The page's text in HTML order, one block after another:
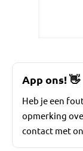
App ons!👋
Heb je een
opmerking
contact met